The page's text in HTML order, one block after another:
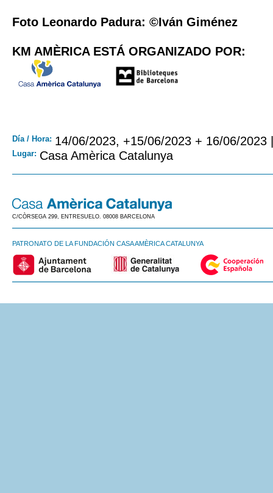
Foto Leonardo Padura: ©Iván Giménez
KM AMÈRICA ESTÁ ORGANIZADO POR:
Día / Hora: 14/06/2023, +15/06/2023 + 16/06/2023
Lugar: Casa Amèrica Catalunya
C/CÒRSEGA 299, ENTRESUELO. 08008 BARCELONA
PATRONATO DE LA FUNDACIÓN CASA AMÈRICA CATALUNYA